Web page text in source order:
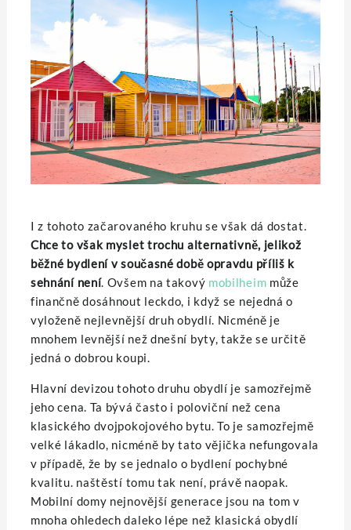
I z tohoto začarovaného kruhu se však dá dostat.
Chce to však myslet trochu alternativně, jelikož
běžné bydlení v současné době opravdu příliš k
sehnání není. Ovšem na takový mobilheim může
finančně dosáhnout leckdo, i když se nejedná o
vyloženě nejlevnější druh obydlí. Nicméně je
mnohem levnější než dnešní byty, takže se určitě
jedná o dobrou koupi.
Hlavní devizou tohoto druhu obydlí je samozřejmě
jeho cena. Ta bývá často i poloviční než cena
klasického dvojpokojového bytu. To je samozřejmě
velké lákadlo, nicméně by tato vějička nefungovala
v případě, že by se jednalo o bydlení pochybné
kvalitu. naštěstí tomu tak není, právě naopak.
Mobilní domy nejnovější generace jsou na tom v
mnoha ohledech daleko lépe než klasická obydlí